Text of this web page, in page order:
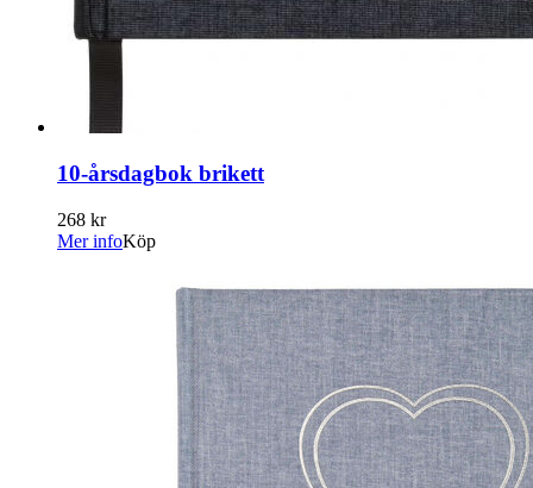
10-årsdagbok brikett
268 kr
Mer infoKöp